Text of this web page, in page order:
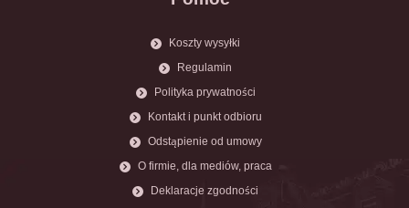
Koszty wysyłki
Regulamin
Polityka prywatności
Kontakt i punkt odbioru
Odstąpienie od umowy
O firmie, dla mediów, praca
Deklaracje zgodności